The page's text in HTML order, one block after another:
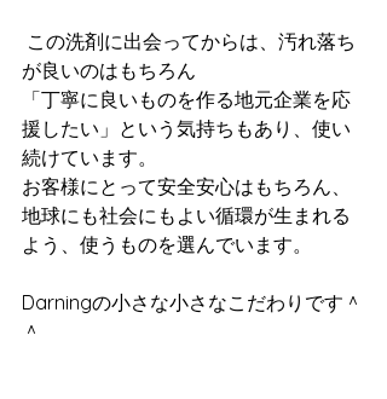
が良いのはもちろん
「丁寧に良いものを作る地元企業を応
援したい」という気持ちもあり、使い
続けています。
お客様にとって安全安心はもちろん、
地球にも社会にもよい循環が生まれる
よう、使うものを選んでいます。
Darningの小さな小さなこだわりです＾
＾